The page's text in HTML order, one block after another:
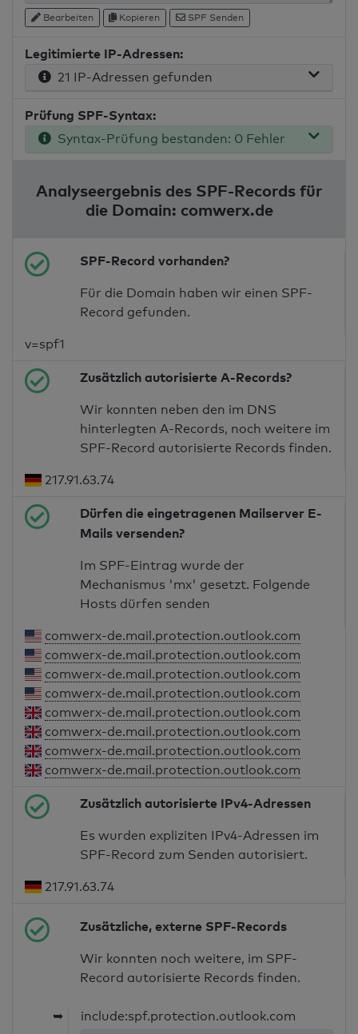
Bearbeiten Kopieren SPF Senden
Legitimierte IP-Adressen:
21 IP-Adressen gefunden
Prüfung SPF-Syntax:
Syntax-Prüfung bestanden: 0 Fehler
Analyseergebnis des SPF-Records für
die Domain: comwerx.de
SPF-Record vorhanden?
Für die Domain haben wir einen SPF-
Record gefunden.
v=spf1
Zusätzlich autorisierte A-Records?
Wir konnten neben den im DNS
hinterlegten A-Records, noch weitere im
SPF-Record autorisierte Records finden.
217.91.63.74
Dürfen die eingetragenen Mailserver E-
Mails versenden?
Im SPF-Eintrag wurde der
Mechanismus 'mx' gesetzt. Folgende
Hosts dürfen senden
comwerx-de.mail.protection.outlook.com
comwerx-de.mail.protection.outlook.com
comwerx-de.mail.protection.outlook.com
comwerx-de.mail.protection.outlook.com
comwerx-de.mail.protection.outlook.com
comwerx-de.mail.protection.outlook.com
comwerx-de.mail.protection.outlook.com
comwerx-de.mail.protection.outlook.com
Zusätzlich autorisierte IPv4-Adressen
Es wurden expliziten IPv4-Adressen im
SPF-Record zum Senden autorisiert.
217.91.63.74
Zusätzliche, externe SPF-Records
Wir konnten noch weitere, im SPF-
Record autorisierte Records finden.
➥
include:spf.protection.outlook.com